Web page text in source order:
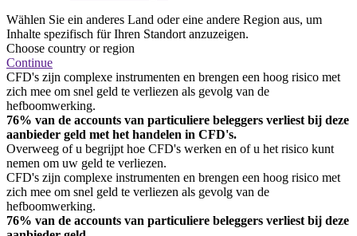
Wählen Sie ein anderes Land oder eine andere Region aus, um
Inhalte spezifisch für Ihren Standort anzuzeigen.
Choose country or region
Continue
CFD's zijn complexe instrumenten en brengen een hoog risico met
zich mee om snel geld te verliezen als gevolg van de
hefboomwerking.
76% van de accounts van particuliere beleggers verliest bij deze
aanbieder geld met het handelen in CFD's.
Overweeg of u begrijpt hoe CFD's werken en of u het risico kunt
nemen om uw geld te verliezen.
CFD's zijn complexe instrumenten en brengen een hoog risico met
zich mee om snel geld te verliezen als gevolg van de
hefboomwerking.
76% van de accounts van particuliere beleggers verliest bij deze